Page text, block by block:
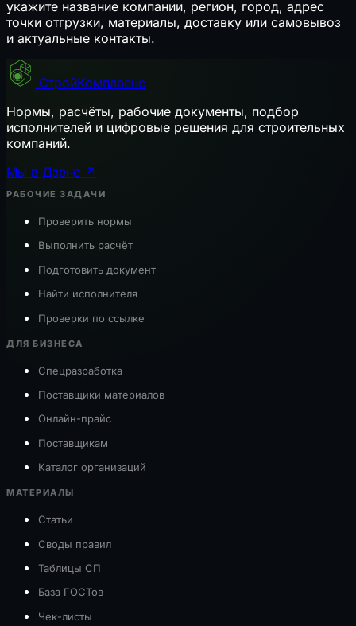
укажите название компании, регион, город, адрес
точки отгрузки, материалы, доставку или самовывоз
и актуальные контакты.
СтройКомплаенс
Нормы, расчёты, рабочие документы, подбор
исполнителей и цифровые решения для строительных
компаний.
Мы в Дзене ↗
РАБОЧИЕ ЗАДАЧИ
Проверить нормы
Выполнить расчёт
Подготовить документ
Найти исполнителя
Проверки по ссылке
ДЛЯ БИЗНЕСА
Спецразработка
Поставщики материалов
Онлайн-прайс
Поставщикам
Каталог организаций
МАТЕРИАЛЫ
Статьи
Своды правил
Таблицы СП
База ГОСТов
Чек-листы